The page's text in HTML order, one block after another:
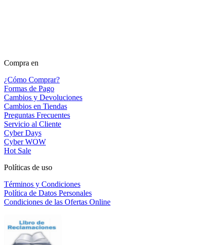
Compra en
¿Cómo Comprar?
Formas de Pago
Cambios y Devoluciones
Cambios en Tiendas
Preguntas Frecuentes
Servicio al Cliente
Cyber Days
Cyber WOW
Hot Sale
Políticas de uso
Términos y Condiciones
Política de Datos Personales
Condiciones de las Ofertas Online